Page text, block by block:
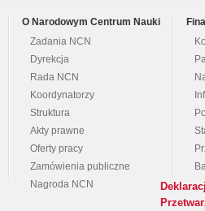
O Narodowym Centrum Nauki
Zadania NCN
Dyrekcja
Rada NCN
Koordynatorzy
Struktura
Akty prawne
Oferty pracy
Zamówienia publiczne
Nagroda NCN